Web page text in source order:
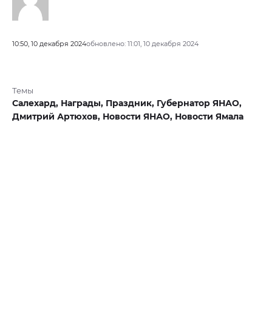
10:50, 10 декабря 2024обновлено: 11:01, 10 декабря 2024
Темы
Салехард, Награды, Праздник, Губернатор ЯНАО,
Дмитрий Артюхов, Новости ЯНАО, Новости Ямала